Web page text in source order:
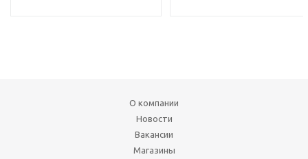
О компании
Новости
Вакансии
Магазины